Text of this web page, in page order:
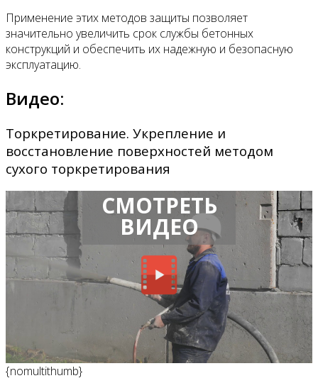
Применение этих методов защиты позволяет
значительно увеличить срок службы бетонных
конструкций и обеспечить их надежную и безопасную
эксплуатацию.
Видео:
Торкретирование. Укрепление и
восстановление поверхностей методом
сухого торкретирования
СМОТРЕТЬ
ВИДЕО
{nomultithumb}